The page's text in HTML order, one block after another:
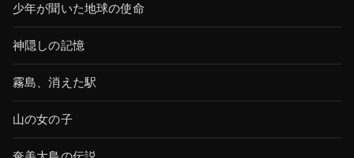
少年が聞いた地球の使命
神隠しの記憶
霧島、消えた駅
山の女の子